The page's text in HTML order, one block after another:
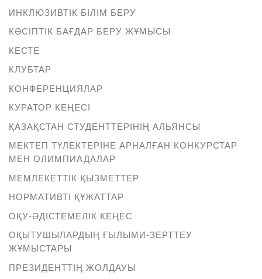
ИНКЛЮЗИВТІК БІЛІМ БЕРУ
КӘСІПТІК БАҒДАР БЕРУ ЖҰМЫСЫ
КЕСТЕ
КЛУБТАР
КОНФЕРЕНЦИЯЛАР
КУРАТОР КЕҢЕСІ
ҚАЗАҚСТАН СТУДЕНТТЕРІНІҢ АЛЬЯНСЫ
МЕКТЕП ТҮЛЕКТЕРІНЕ АРНАЛҒАН КОНКУРСТАР
МЕН ОЛИМПИАДАЛАР
МЕМЛЕКЕТТІК ҚЫЗМЕТТЕР
НОРМАТИВТІ ҚҰЖАТТАР
ОҚУ-ӘДІСТЕМЕЛІК КЕҢЕС
ОҚЫТУШЫЛАРДЫҢ ҒЫЛЫМИ-ЗЕРТТЕУ
ЖҰМЫСТАРЫ
ПРЕЗИДЕНТТІҢ ЖОЛДАУЫ